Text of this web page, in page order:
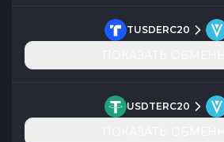
TUSDERC20
USDTERC20